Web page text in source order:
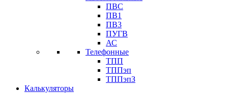
ПВС
ПВ1
ПВ3
ПУГВ
АС
Телефонные
ТПП
ТППэп
ТППэпЗ
Калькуляторы